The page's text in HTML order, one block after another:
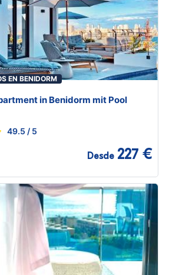
EN BENIDORM
in Benidorm mit Pool
49.5 / 5
Desde 227 €